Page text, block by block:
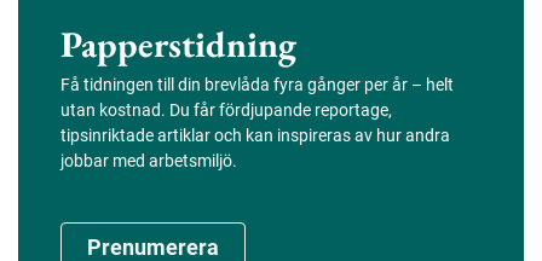
Papperstidning
Få tidningen till din brevlåda fyra gånger per år – helt
utan kostnad. Du får fördjupande reportage,
tipsinriktade artiklar och kan inspireras av hur andra
jobbar med arbetsmiljö.
Prenumerera